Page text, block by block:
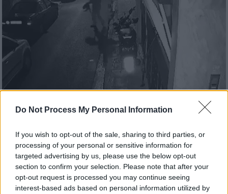
Do Not Process My Personal Information
If you wish to opt-out of the sale, sharing to third parties, or
processing of your personal or sensitive information for
targeted advertising by us, please use the below opt-out
section to confirm your selection. Please note that after your
opt-out request is processed you may continue seeing
interest-based ads based on personal information utilized by
Προσθέστε το ΕΘΝΟΣ στη Google
Απολογείται σήμερα, Παρασκευή, ο 33χρονος
πουβασάνιζεκαι σκότωνεσυστηματικά
γάτεςστο κέντρο της Αθήνας.